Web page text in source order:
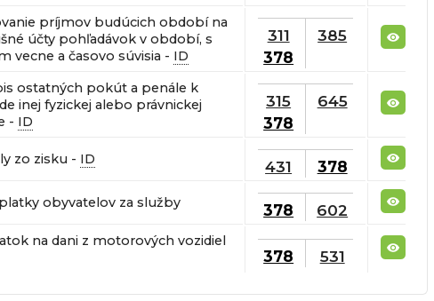
príjmov budúcich období na
účty pohľadávok v období, s
vecne a časovo súvisia - ID
311
378
385
ostatných pokút a penále k
inej fyzickej alebo právnickej
- ID
315
378
645
zo zisku - ID 431 378
obyvatelov za služby 378 602
na dani z motorových vozidiel
378 531